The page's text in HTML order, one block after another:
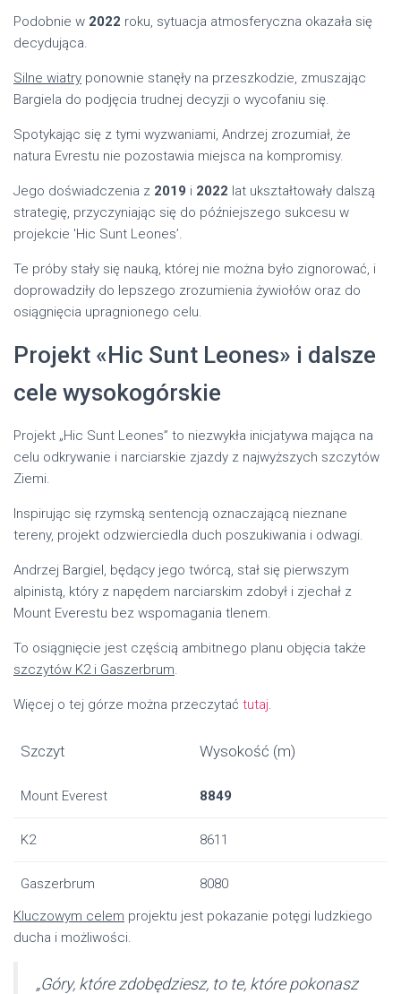
Podobnie w 2022 roku, sytuacja atmosferyczna okazała się
decydująca.
Silne wiatry ponownie stanęły na przeszkodzie, zmuszając
Bargiela do podjęcia trudnej decyzji o wycofaniu się.
Spotykając się z tymi wyzwaniami, Andrzej zrozumiał, że
natura Evrestu nie pozostawia miejsca na kompromisy.
Jego doświadczenia z 2019 i 2022 lat ukształtowały dalszą
strategię, przyczyniając się do późniejszego sukcesu w
projekcie 'Hic Sunt Leones’.
Te próby stały się nauką, której nie można było zignorować, i
doprowadziły do lepszego zrozumienia żywiołów oraz do
osiągnięcia upragnionego celu.
Projekt «Hic Sunt Leones» i dalsze
cele wysokogórskie
Projekt „Hic Sunt Leones” to niezwykła inicjatywa mająca na
celu odkrywanie i narciarskie zjazdy z najwyższych szczytów
Ziemi.
Inspirując się rzymską sentencją oznaczającą nieznane
tereny, projekt odzwierciedla duch poszukiwania i odwagi.
Andrzej Bargiel, będący jego twórcą, stał się pierwszym
alpinistą, który z napędem narciarskim zdobył i zjechał z
Mount Everestu bez wspomagania tlenem.
To osiągnięcie jest częścią ambitnego planu objęcia także
szczytów K2 i Gaszerbrum.
Więcej o tej górze można przeczytać tutaj.
Szczyt Wysokość (m)
Mount Everest 8849
K2 8611
Gaszerbrum
8080
Kluczowym celem projektu jest pokazanie potęgi ludzkiego
ducha i możliwości.
„Góry, które zdobędziesz, to te, które pokonasz